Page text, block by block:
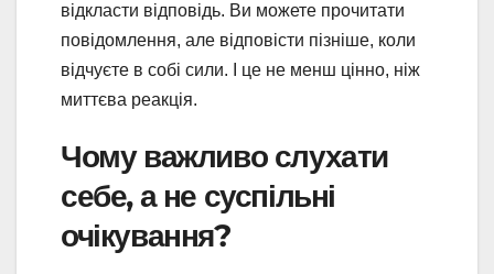
відкласти відповідь. Ви можете прочитати
повідомлення, але відповісти пізніше, коли
відчуєте в собі сили. І це не менш цінно, ніж
миттєва реакція.
Чому важливо слухати
себе, а не суспільні
очікування?